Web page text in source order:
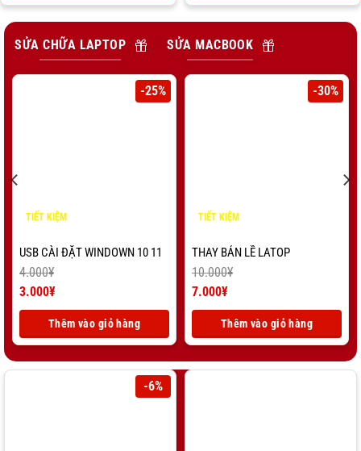
là:
45.000¥.
SỬA CHỮA LAPTOP SỬA MACBOOK
-25%
TIẾT KIỆM
USB CÀI ĐẶT WINDOWN 10 11
4.000¥
Giá
4.000¥.
3.000¥
tại
là:
3.000¥.
Thêm vào giỏ hàng
-30%
TIẾT KIỆM
THAY BẢN LỀ LATOP
10.000¥
Giá
10.000¥.
7.000¥
tại
là:
7.000¥.
Thêm vào giỏ hàng
-6%